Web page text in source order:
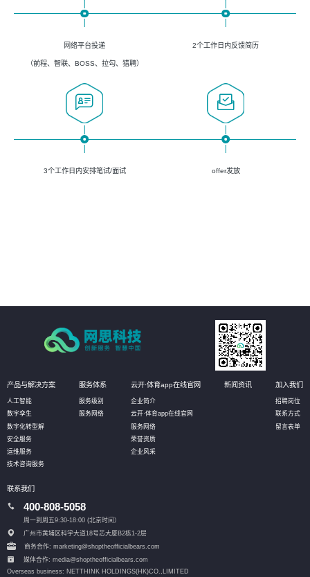
网络平台投递
（前程、智联、BOSS、拉勾、猎聘）
2个工作日内反馈简历
3个工作日内安排笔试/面试 offer发放
产品与解决方案
人工智能
数字孪生
数字化转型解
安全服务
运维服务
技术咨询服务
服务体系
服务级别
服务网络
云开·体育app在线官网
企业简介
云开·体育app在线官网
服务网络
荣誉资质
企业风采
新闻资讯 加入我们
招聘岗位
联系方式
留言表单
联系我们
400-808-5058
周一到周五9:30-18:00 (北京时间）
广州市黄埔区科学大道18号芯大厦B2栋1-2层
商务合作: marketing@shoptheofficialbears.com
媒体合作: media@shoptheofficialbears.com
Overseas business: NETTHINK HOLDINGS(HK)CO.,LIMITED